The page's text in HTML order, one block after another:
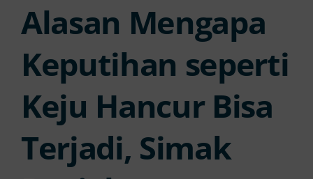
Layanan
FAQs
Artikel
Alasan Mengapa
Keputihan seperti
Keju Hancur Bisa
Terjadi, Simak